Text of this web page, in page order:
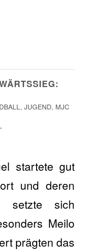
, JUGEND, MJC
startete gut
und deren
setzte sich
Meilo
prägten das